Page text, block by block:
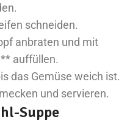
schneiden.
anbraten und mit
auffüllen.
das Gemüse weich ist.
und servieren.
Suppe